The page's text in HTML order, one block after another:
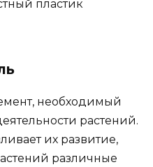
пластик
необходимый
растений.
их развитие,
различные